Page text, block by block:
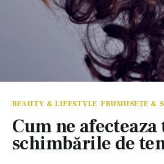
Cosmetică Medicală
Anti Aging Medicine
BEAUTY & LIFESTYLE FRUMUSEȚE &
Cum ne
schimbările de